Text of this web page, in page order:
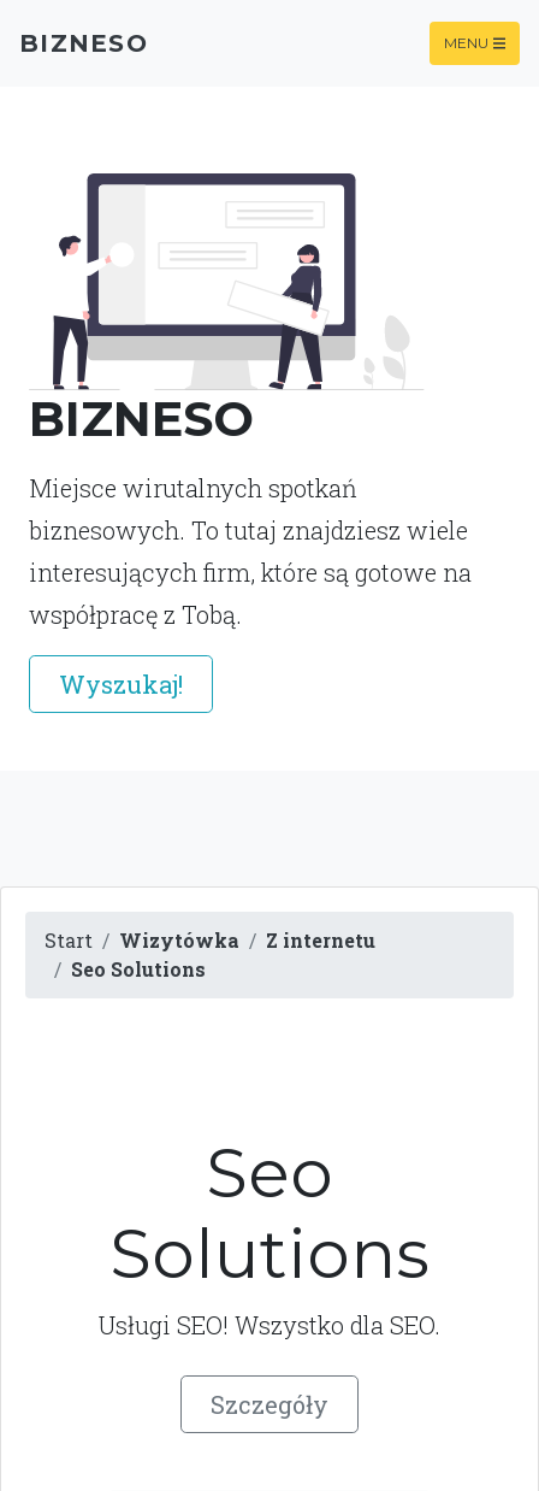
BIZNESO
Miejsce wirutalnych spotkań
biznesowych. To tutaj znajdziesz wiele
interesujących firm, które są gotowe na
współpracę z Tobą.
Wyszukaj!
BIZNESO MENU
Start Wizytówka
Z internetu
Seo Solutions
Seo
Solutions
Usługi SEO! Wszystko dla SEO.
Szczegóły